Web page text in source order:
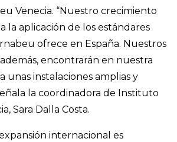
Venecia. “Nuestro crecimiento
la aplicación de los estándares
ofrece en España. Nuestros
encontrarán en nuestra
unas instalaciones amplias y
la coordinadora de Instituto
Sara Dalla Costa.
internacional es